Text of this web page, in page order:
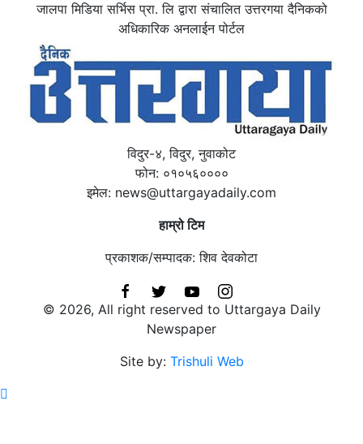
जालपा मिडिया सर्भिस प्रा. लि द्वारा संचालित उत्तरगया दैनिकको
अधिकारिक अनलाईन पोर्टल
विदुर-४, विदुर, नुवाकोट
फोन: ०१०५६००००
इमेल: news@uttargayadaily.com
हाम्रो टिम
प्रकाशक/सम्पादक: शिव देवकोटा
© 2026, All right reserved to Uttargaya Daily
Newspaper
Site by: Trishuli Web